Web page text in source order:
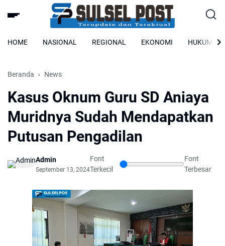
HOME NASIONAL REGIONAL EKONOMI HUKUM
Beranda News
Kasus Oknum Guru SD Aniaya
Muridnya Sudah Mendapatkan
Putusan Pengadilan
Admin
September 13, 2024
Font
Terkecil
Font
Terbesar